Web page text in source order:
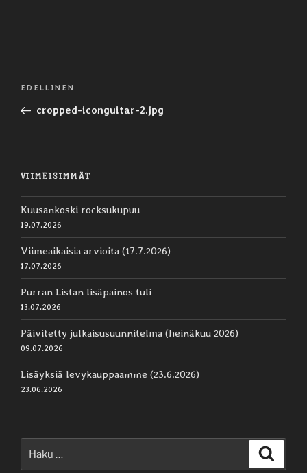
Artikkelien
Edellinen
artikkeli
EDELLINEN
cropped-iconguitar-2.jpg
VIIMEISIMMÄT
Kuusankoski rocksukupuu
19.07.2026
Viimeaikaisia arvioita (17.7.2026)
17.07.2026
Purran Listan lisäpainos tuli
13.07.2026
Päivitetty julkaisusuunnitelma (heinäkuu 2026)
09.07.2026
Lisäyksiä levykauppaamme (23.6.2026)
23.06.2026